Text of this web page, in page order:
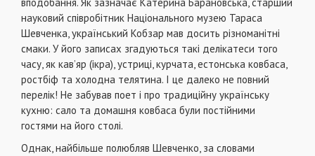
вподобання. Як зазначає Катерина Барановська, старший
науковий співробітник Національного музею Тараса
Шевченка, український Кобзар мав досить різноманітні
смаки. У його записах згадуються такі делікатеси того
часу, як кав’яр (ікра), устриці, курчата, естонська ковбаса,
ростбіф та холодна телятина. І це далеко не повний
перелік! Не забував поет і про традиційну українську
кухню: сало та домашня ковбаса були постійними
гостями на його столі.
Однак, найбільше полюбляв Шевченко, за словами